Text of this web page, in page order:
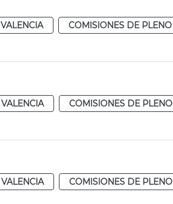
VALENCIA
COMISIONES DE PLENO
VALENCIA
COMISIONES DE PLENO
VALENCIA
COMISIONES DE PLENO